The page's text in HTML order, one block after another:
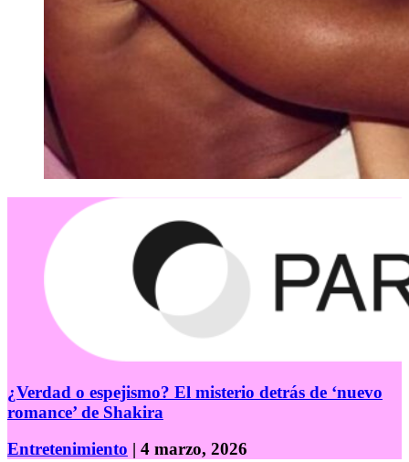
¿Verdad o espejismo? El misterio detrás de ‘nuevo
romance’ de Shakira
Entretenimiento | 4 marzo, 2026